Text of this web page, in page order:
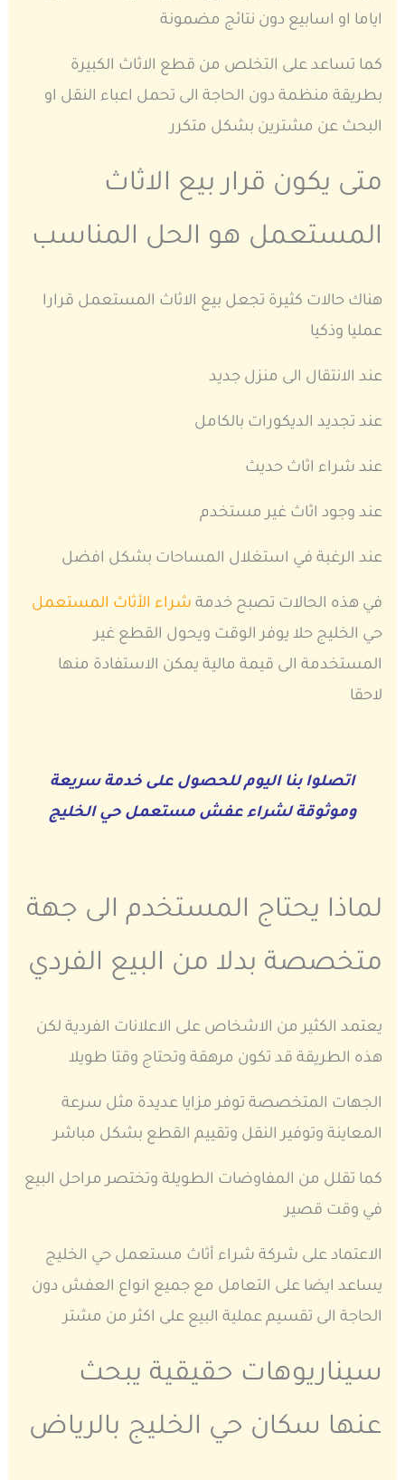
اياما او اسابيع دون نتائج مضمونة
كما تساعد على التخلص من قطع الاثاث الكبيرة
بطريقة منظمة دون الحاجة الى تحمل اعباء النقل او
البحث عن مشترين بشكل متكرر
متى يكون قرار بيع الاثاث
المستعمل هو الحل المناسب
هناك حالات كثيرة تجعل بيع الاثاث المستعمل قرارا
عمليا وذكيا
عند الانتقال الى منزل جديد
عند تجديد الديكورات بالكامل
عند شراء اثاث حديث
عند وجود اثاث غير مستخدم
عند الرغبة في استغلال المساحات بشكل افضل
في هذه الحالات تصبح خدمة شراء الأثاث المستعمل
حي الخليج حلا يوفر الوقت ويحول القطع غير
المستخدمة الى قيمة مالية يمكن الاستفادة منها
لاحقا
اتصلوا بنا اليوم للحصول على خدمة سريعة
وموثوقة لشراء عفش مستعمل حي الخليج
لماذا يحتاج المستخدم الى جهة
متخصصة بدلا من البيع الفردي
يعتمد الكثير من الاشخاص على الاعلانات الفردية لكن
هذه الطريقة قد تكون مرهقة وتحتاج وقتا طويلا
الجهات المتخصصة توفر مزايا عديدة مثل سرعة
المعاينة وتوفير النقل وتقييم القطع بشكل مباشر
كما تقلل من المفاوضات الطويلة وتختصر مراحل البيع
في وقت قصير
الاعتماد على شركة شراء أثاث مستعمل حي الخليج
يساعد ايضا على التعامل مع جميع انواع العفش دون
الحاجة الى تقسيم عملية البيع على اكثر من مشتر
سيناريوهات حقيقية يبحث
عنها سكان حي الخليج بالرياض